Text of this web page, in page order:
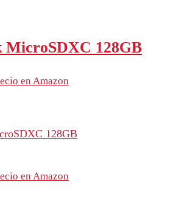
MicroSDXC 128GB
en Amazon
128GB
en Amazon